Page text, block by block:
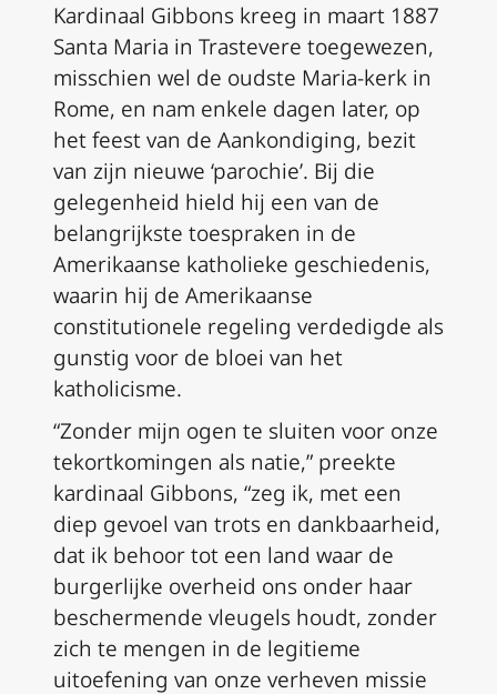
Kardinaal Gibbons kreeg in maart 1887
Santa Maria in Trastevere toegewezen,
misschien wel de oudste Maria-kerk in
Rome, en nam enkele dagen later, op
het feest van de Aankondiging, bezit
van zijn nieuwe ‘parochie’. Bij die
gelegenheid hield hij een van de
belangrijkste toespraken in de
Amerikaanse katholieke geschiedenis,
waarin hij de Amerikaanse
constitutionele regeling verdedigde als
gunstig voor de bloei van het
katholicisme.
“Zonder mijn ogen te sluiten voor onze
tekortkomingen als natie,” preekte
kardinaal Gibbons, “zeg ik, met een
diep gevoel van trots en dankbaarheid,
dat ik behoor tot een land waar de
burgerlijke overheid ons onder haar
beschermende vleugels houdt, zonder
zich te mengen in de legitieme
uitoefening van onze verheven missie